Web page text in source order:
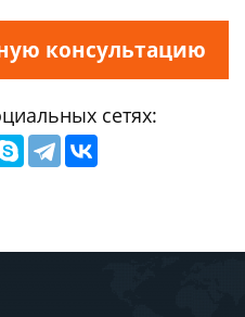
консультацию
сетях: